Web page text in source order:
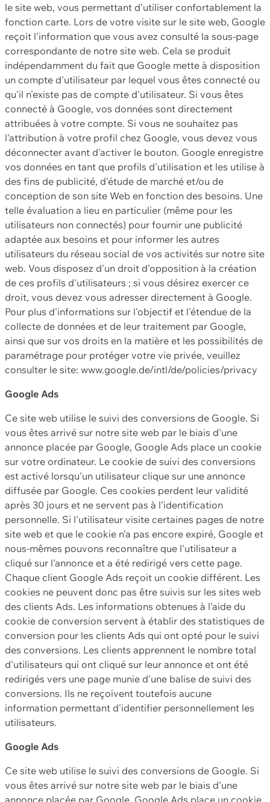
le site web, vous permettant d'utiliser confortablement la
fonction carte. Lors de votre visite sur le site web, Google
reçoit l'information que vous avez consulté la sous-page
correspondante de notre site web. Cela se produit
indépendamment du fait que Google mette à disposition
un compte d'utilisateur par lequel vous êtes connecté ou
qu'il n'existe pas de compte d'utilisateur. Si vous êtes
connecté à Google, vos données sont directement
attribuées à votre compte. Si vous ne souhaitez pas
l'attribution à votre profil chez Google, vous devez vous
déconnecter avant d'activer le bouton. Google enregistre
vos données en tant que profils d'utilisation et les utilise à
des fins de publicité, d'étude de marché et/ou de
conception de son site Web en fonction des besoins. Une
telle évaluation a lieu en particulier (même pour les
utilisateurs non connectés) pour fournir une publicité
adaptée aux besoins et pour informer les autres
utilisateurs du réseau social de vos activités sur notre site
web. Vous disposez d'un droit d'opposition à la création
de ces profils d'utilisateurs ; si vous désirez exercer ce
droit, vous devez vous adresser directement à Google.
Pour plus d'informations sur l'objectif et l'étendue de la
collecte de données et de leur traitement par Google,
ainsi que sur vos droits en la matière et les possibilités de
paramétrage pour protéger votre vie privée, veuillez
consulter le site: www.google.de/intl/de/policies/privacy
Google Ads
Ce site web utilise le suivi des conversions de Google. Si
vous êtes arrivé sur notre site web par le biais d'une
annonce placée par Google, Google Ads place un cookie
sur votre ordinateur. Le cookie de suivi des conversions
est activé lorsqu'un utilisateur clique sur une annonce
diffusée par Google. Ces cookies perdent leur validité
après 30 jours et ne servent pas à l'identification
personnelle. Si l'utilisateur visite certaines pages de notre
site web et que le cookie n'a pas encore expiré, Google et
nous-mêmes pouvons reconnaître que l'utilisateur a
cliqué sur l'annonce et a été redirigé vers cette page.
Chaque client Google Ads reçoit un cookie différent. Les
cookies ne peuvent donc pas être suivis sur les sites web
des clients Ads. Les informations obtenues à l'aide du
cookie de conversion servent à établir des statistiques de
conversion pour les clients Ads qui ont opté pour le suivi
des conversions. Les clients apprennent le nombre total
d'utilisateurs qui ont cliqué sur leur annonce et ont été
redirigés vers une page munie d'une balise de suivi des
conversions. Ils ne reçoivent toutefois aucune
information permettant d'identifier personnellement les
utilisateurs.
Google Ads
Ce site web utilise le suivi des conversions de Google. Si
vous êtes arrivé sur notre site web par le biais d'une